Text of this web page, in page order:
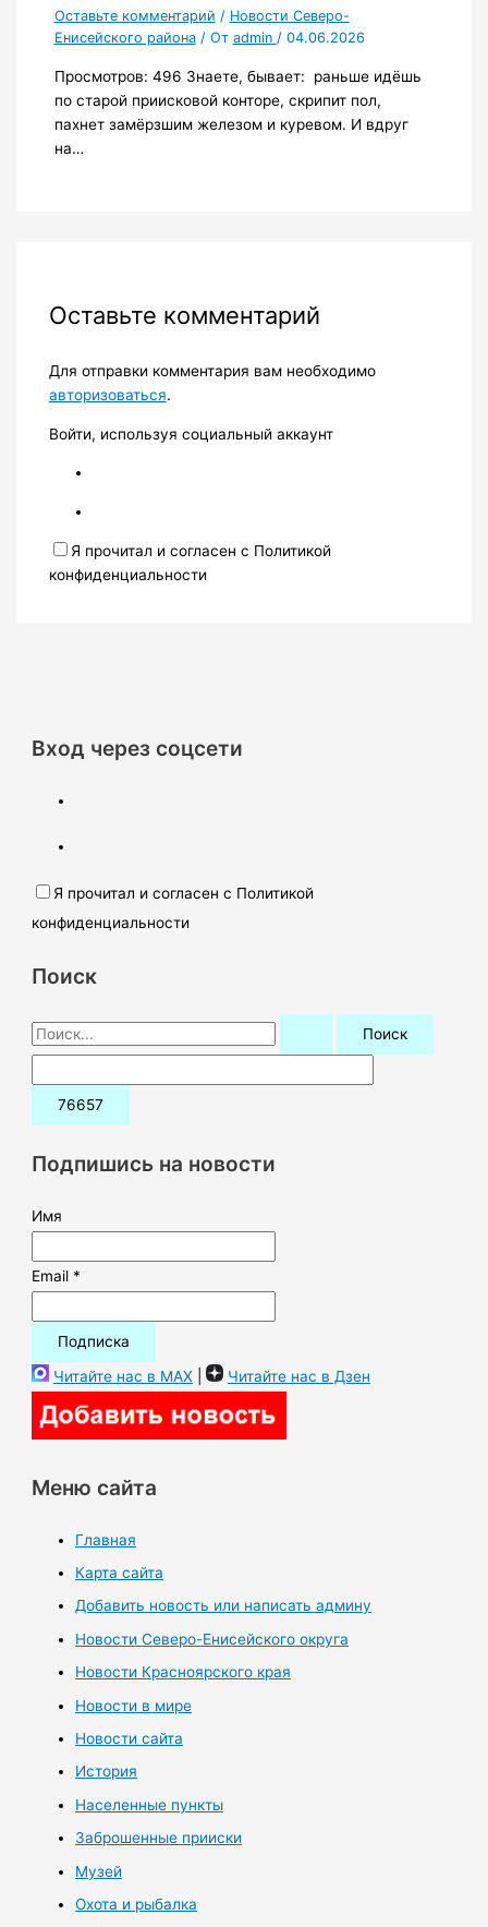
Оставьте комментарий / Новости Северо-
Енисейского района/ От admin / 04.06.2026
Просмотров: 496 Знаете, бывает: раньше идёшь
по старой приисковой конторе, скрипит пол,
пахнет замёрзшим железом и куревом. И вдруг
на…
Оставьте комментарий
Для отправки комментария вам необходимо
авторизоваться.
Войти, используя социальный аккаунт
Я прочитал и согласен с Политикой
конфиденциальности
Вход через соцсети
Я прочитал и согласен с Политикой
конфиденциальности
Поиск
П
о
и
:Подпишись на новости
Имя
Email *
Читайте нас в MAX | Читайте нас в Дзен
Меню сайта
Главная
Карта сайта
Добавить новость или написать админу
Новости Северо-Енисейского округа
Новости Красноярского края
Новости в мире
Новости сайта
История
Населенные пункты
Заброшенные прииски
Музей
Охота и рыбалка